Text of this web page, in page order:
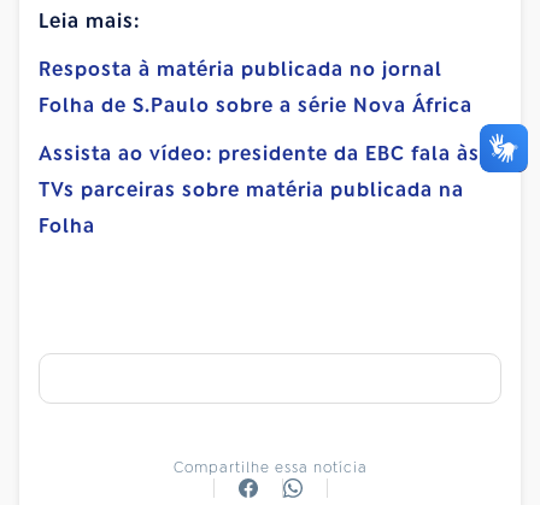
Leia mais:
Resposta à matéria publicada no jornal
Folha de S.Paulo sobre a série Nova África
Assista ao vídeo: presidente da EBC fala às
TVs parceiras sobre matéria publicada na
Folha
Compartilhe essa notícia